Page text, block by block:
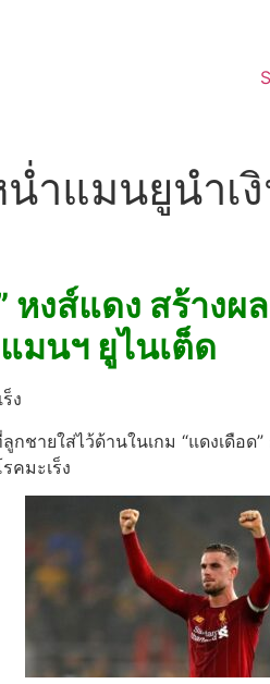
น่ำแมนยูนำเ
หงส์แดง สร้างผ
มนฯ ยูไนเต็ด
ง
ชายใส่ไว้ด้านในเกม “แดงเดือด
คมะเร็ง